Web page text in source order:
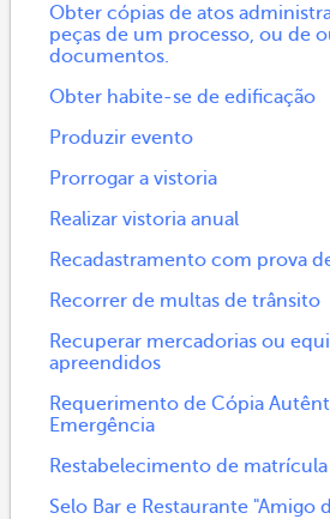
Obter cópias de atos
peças de um processo, ou de
documentos.
Obter habite-se de edificação
Produzir evento
Prorrogar a vistoria
Realizar vistoria anual
Recadastramento com prova
Recorrer de multas de trânsito
Recuperar mercadorias ou
apreendidos
Requerimento de Cópia
Emergência
Restabelecimento de matrícula
Selo Bar e Restaurante "Amigo